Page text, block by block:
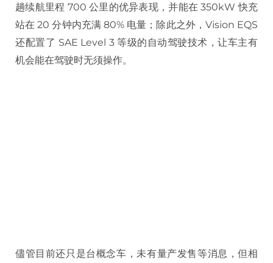
趟续航里程 700 公里的优异表现，并能在 350kW 快充
站在 20 分钟内充满 80% 电量；除此之外，Vision EQS
还配置了 SAE Level 3 等级的自动驾驶技术，让车主有
机会能在驾驶时无须操作。
儘管目前还只是台概念车，未有量产发售等消息，但相